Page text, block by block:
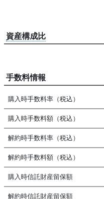
資産構成比
手数料情報
購入時手数料率（税込）
購入時手数料額（税込）
解約時手数料率（税込）
解約時手数料額（税込）
購入時信託財産留保額
解約時信託財産留保額